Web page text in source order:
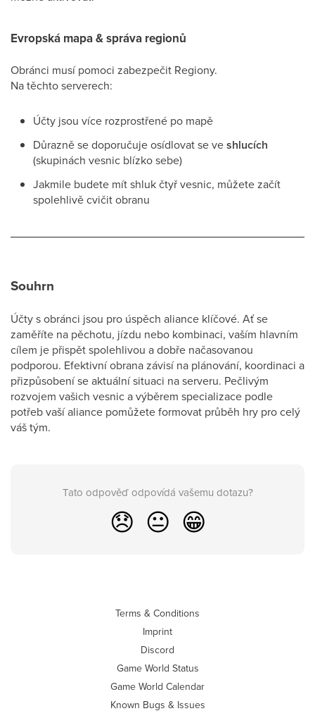
Evropská mapa & správa regionů
Obránci musí pomoci zabezpečit Regiony.
Na těchto serverech:
Účty jsou více rozprostřené po mapě
Důrazně se doporučuje osídlovat se veshlucích
(skupinách vesnic blízko sebe)
Jakmile budete mít shluk čtyř vesnic, můžete začít
spolehlivě cvičit obranu
Souhrn
Účty s obránci jsou pro úspěch aliance klíčové. Ať se
zaměříte na pěchotu, jízdu nebo kombinaci, vaším hlavním
cílem je přispět spolehlivou a dobře načasovanou
podporou. Efektivní obrana závisí na plánování, koordinaci a
přizpůsobení se aktuální situaci na serveru. Pečlivým
rozvojem vašich vesnic a výběrem specializace podle
potřeb vaší aliance pomůžete formovat průběh hry pro celý
váš tým.
Tato odpověď odpovídá vašemu dotazu?
😞 😐 😁
Terms & Conditions
Imprint
Discord
Game World Status
Game World Calendar
Known Bugs & Issues